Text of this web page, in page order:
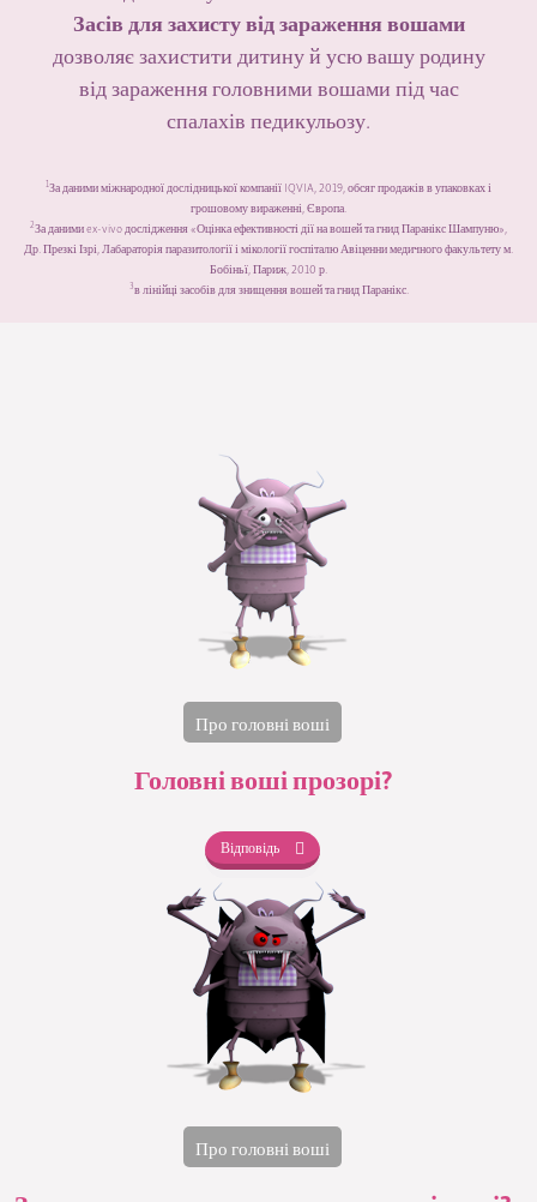
Засів для захисту від зараження вошами
дозволяє захистити дитину й усю вашу родину
від зараження головними вошами під час
спалахів педикульозу.
1За даними міжнародної дослідницької компанії IQVIA, 2019, обсяг продажів в упаковках і
грошовому вираженні, Європа.
2За даними ex-vivo дослідження «Оцінка ефективності дії на вошей та гнид Паранікс Шампуню»,
Др. Презкі Ізрі, Лабараторія паразитології і мікології госпіталю Авіценни медичного факультету м.
Бобіньї, Париж, 2010 р.
3в лінійці засобів для знищення вошей та гнид Паранікс.
Про головні воші
Головні воші прозорі?
Відповідь
Про головні воші